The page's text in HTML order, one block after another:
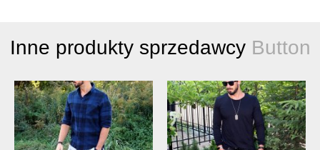
Inne produkty sprzedawcy Button